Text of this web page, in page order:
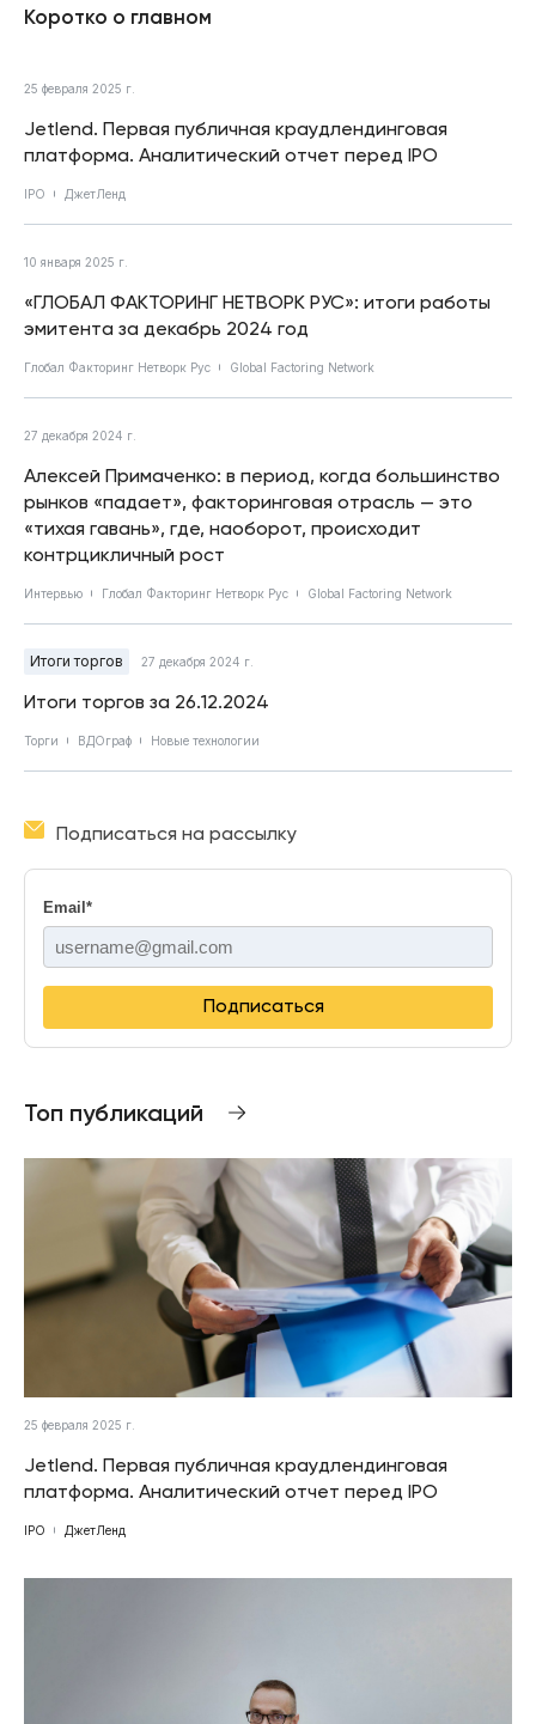
Коротко о главном
25 февраля 2025 г.
Jetlend. Первая публичная краудлендинговая
платформа. Аналитический отчет перед IPO
IPO ДжетЛенд
10 января 2025 г.
«ГЛОБАЛ ФАКТОРИНГ НЕТВОРК РУС»: итоги работы
эмитента за декабрь 2024 год
Глобал Факторинг Нетворк Рус Global Factoring Network
27 декабря 2024 г.
Алексей Примаченко: в период, когда большинство
рынков «падает», факторинговая отрасль — это
«тихая гавань», где, наоборот, происходит
контрцикличный рост
Интервью Глобал Факторинг Нетворк Рус Global Factoring Network
Итоги торгов 27 декабря 2024 г.
Итоги торгов за 26.12.2024
Торги ВДОграф Новые технологии
Подписаться на рассылку
Email *
Подписаться
Топ публикаций
25 февраля 2025 г.
Jetlend. Первая публичная краудлендинговая
платформа. Аналитический отчет перед IPO
IPO ДжетЛенд